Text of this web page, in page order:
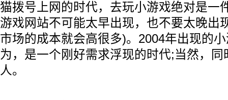
猫拨号上网的时代，去玩小游戏绝对是一
游戏网站不可能太早出现，也不要太晚出
市场的成本就会高很多)。2004年出现的
为，是一个刚好需求浮现的时代;当然，
人。